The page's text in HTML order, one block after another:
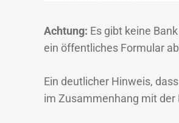
Achtung: Es gibt keine
ein öffentliches Formular
Ein deutlicher Hinweis,
im Zusammenhang mit der